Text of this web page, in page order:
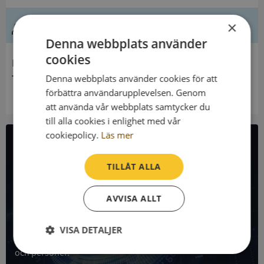
Innehavare
Torslunda Församling
All företagsdata i API
Få all denna företagsinformation i Syna API
Syna API är ett blixtsnabbt API där du kan hämta
registrerade företagsuppgifter, betalningsanmärkningar,
skatteuppgifter och mycket mer på alla Sveriges företag
och personer.
×
Denna webbplats använder
cookies
Denna webbplats använder cookies för att
förbättra användarupplevelsen. Genom
att använda vår webbplats samtycker du
till alla cookies i enlighet med vår
cookiepolicy. Läs mer
TILLÅT ALLA
AVVISA ALLT
VISA DETALJER
Strikt
Prestanda Inriktning